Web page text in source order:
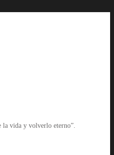
la vida y volverlo eterno”.